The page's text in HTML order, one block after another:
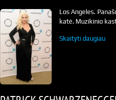
Los Angeles.
katė. Muzikinio
Skaityti daugiau